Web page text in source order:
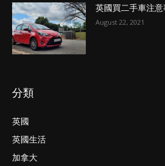
英國買二手車注意
August 22, 2021
分類
英國
英國生活
加拿大